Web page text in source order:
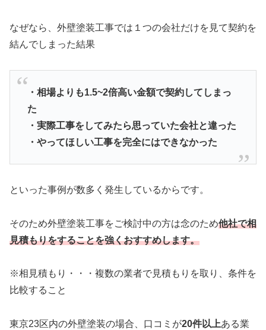
なぜなら、外壁塗装工事では１つの会社だけを見て契約を
結んでしまった結果
・相場よりも1.5~2倍高い金額で契約してしまっ
た
・実際工事をしてみたら思っていた会社と違った
・やってほしい工事を完全にはできなかった
といった事例が数多く発生しているからです。
そのため外壁塗装工事をご検討中の方は念のため他社で相
見積もりをすることを強くおすすめします。
※相見積もり・・・複数の業者で見積もりを取り、条件を
比較すること
東京23区内の外壁塗装の場合、口コミが20件以上ある業